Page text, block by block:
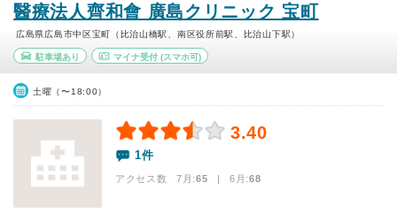
醫療法人齊和會 廣島クリニック 宝町
広島県広島市中区宝町（比治山橋駅、南区役所前駅、比治山下駅）
駐車場あり マイナ受付(スマホ可)
土曜（〜18:00）
3.40
1件
アクセス数 7月:65 | 6月:68